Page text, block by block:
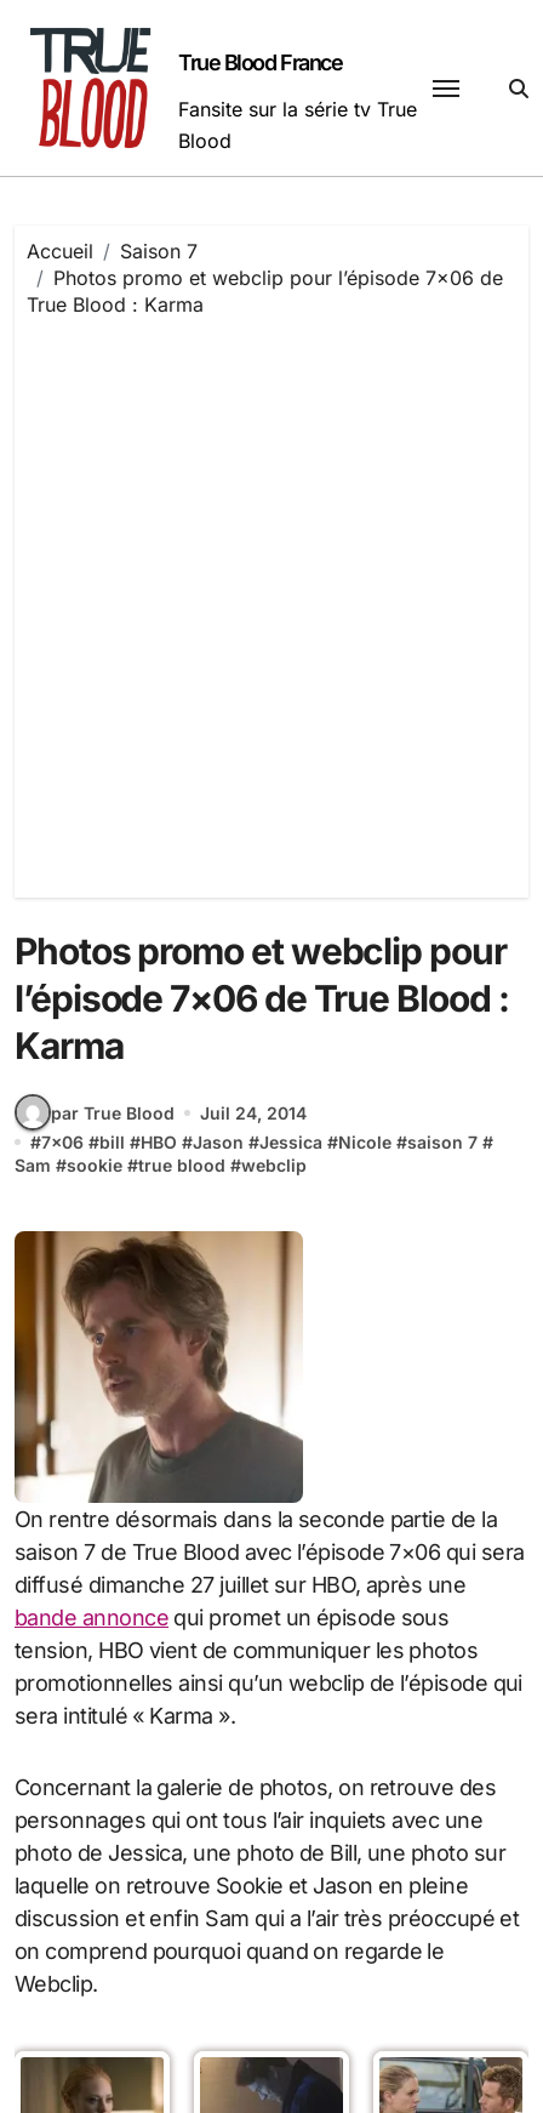
contenu
True Blood France
Fansite sur la série tv True
Blood
Accueil
Saison 7
Photos promo et webclip pour l’épisode 7×06 de
True Blood : Karma
Photos promo et webclip pour
l’épisode 7×06 de True Blood :
Karma
par True Blood
Juil 24, 2014
#7x06 #bill #HBO #Jason #Jessica #Nicole #saison 7 #
Sam #sookie #true blood #webclip
On rentre désormais dans la seconde partie de la
saison 7 de True Blood avec l’épisode 7×06 qui sera
diffusé dimanche 27 juillet sur HBO, après une
bande annoncequi promet un épisode sous
tension, HBO vient de communiquer les photos
promotionnelles ainsi qu’un webclip de l’épisode qui
sera intitulé « Karma ».
Concernant la galerie de photos, on retrouve des
personnages qui ont tous l’air inquiets avec une
photo de Jessica, une photo de Bill, une photo sur
laquelle on retrouve Sookie et Jason en pleine
discussion et enfin Sam qui a l’air très préoccupé et
on comprend pourquoi quand on regarde le
Webclip.